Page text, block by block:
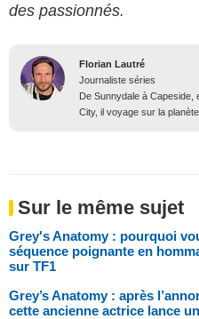
des passionnés.
Florian Lautré
Journaliste séries
De Sunnydale à
City, il voyage sur la
Sur le même sujet
Grey's Anatomy : pourquoi
séquence poignante en
sur TF1
Grey’s Anatomy : après
cette ancienne actrice lance